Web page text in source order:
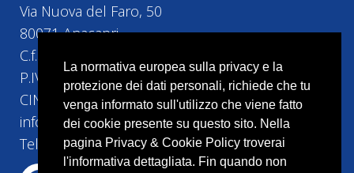
Via Nuova del Faro, 50
80071 Anacapri
C.f. NRNCST74H5H5010
P.IVA 10493161219
CIN IT063004B42HRGVIGV
info@bebvillacristina.it
Tel:+39 328 4524 258
La normativa europea sulla privacy e la
protezione dei dati personali, richiede che tu
venga informato sull'utilizzo che viene fatto
dei cookie presente su questo sito. Nella
pagina Privacy & Cookie Policy troverai
l'informativa dettagliata. Fin quando non